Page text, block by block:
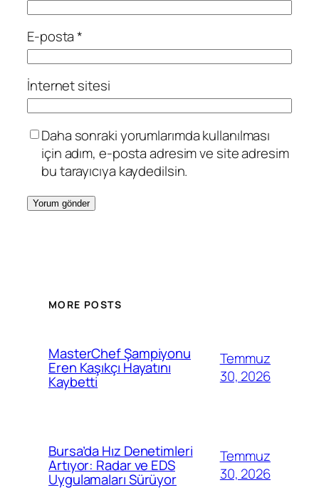
E-posta*
İnternet sitesi
Daha sonraki yorumlarımda kullanılması
için adım, e-posta adresim ve site adresim
bu tarayıcıya kaydedilsin.
MORE POSTS
MasterChef Şampiyonu
Eren Kaşıkçı Hayatını
Kaybetti
Temmuz
30, 2026
Bursa’da Hız Denetimleri
Artıyor: Radar ve EDS
Uygulamaları Sürüyor
Temmuz
30, 2026